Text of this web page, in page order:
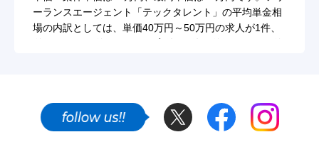
ーランスエージェント「テックタレント」の平均単金相
場の内訳としては、単価40万円～50万円の求人が1件、
人が0件です。（※テックタレント調べ/最終更新日：
2026年8月7日時点）2026年8月、Bootstrapのフリーラ
Twitter Facebook Instagram